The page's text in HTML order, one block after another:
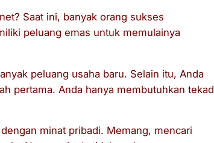
Saat ini, banyak orang sukses
peluang emas untuk memulainya
peluang usaha baru. Selain itu, Anda
pertama. Anda hanya membutuhkan tekad
minat pribadi. Memang, mencari